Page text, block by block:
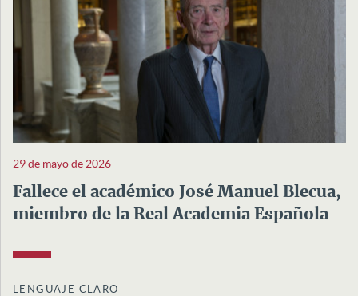
29 de mayo de 2026
Fallece el académico José Manuel Blecua,
miembro de la Real Academia Española
LENGUAJE CLARO